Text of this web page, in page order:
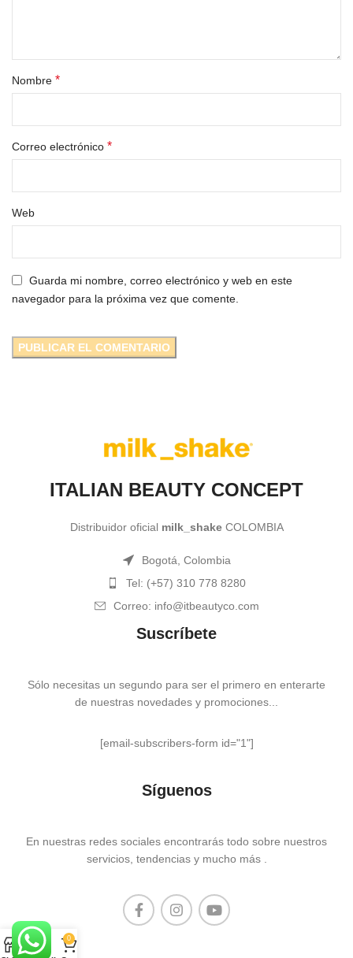
Nombre *
Correo electrónico *
Web
Guarda mi nombre, correo electrónico y web en este
navegador para la próxima vez que comente.
ITALIAN BEAUTY CONCEPT
Distribuidor oficial milk_shakeCOLOMBIA
Bogotá, Colombia
Tel: (+57) 310 778 8280
Correo: info@itbeautyco.com
Suscríbete
Sólo necesitas un segundo para ser el primero en enterarte
de nuestras novedades y promociones...
[email-subscribers-form id="1"]
Síguenos
En nuestras redes sociales encontrarás todo sobre nuestros
servicios, tendencias y mucho más .
0